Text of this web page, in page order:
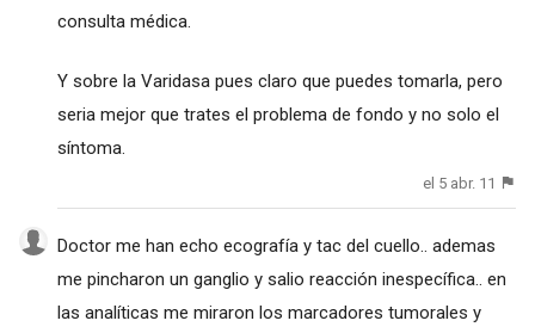
consulta médica.
Y sobre la Varidasa pues claro que puedes tomarla, pero
seria mejor que trates el problema de fondo y no solo el
síntoma.
el 5 abr. 11
Doctor me han echo ecografía y tac del cuello.. ademas
me pincharon un ganglio y salio reacción inespecífica.. en
las analíticas me miraron los marcadores tumorales y